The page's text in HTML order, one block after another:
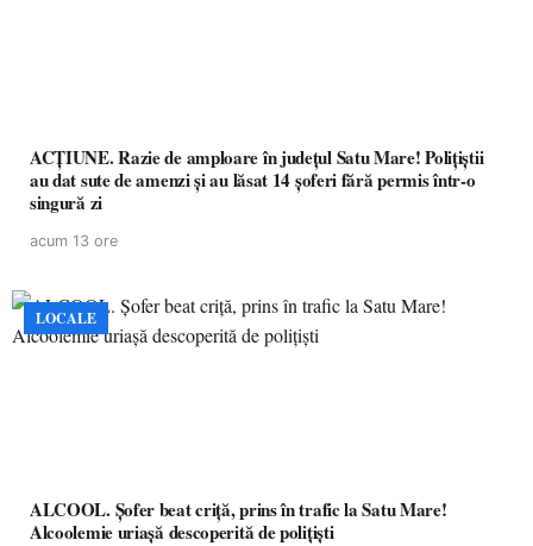
ACȚIUNE. Razie de amploare în județul Satu Mare! Polițiștii
au dat sute de amenzi și au lăsat 14 șoferi fără permis într-o
singură zi
acum 13 ore
LOCALE
ALCOOL. Șofer beat criță, prins în trafic la Satu Mare!
Alcoolemie uriașă descoperită de polițiști